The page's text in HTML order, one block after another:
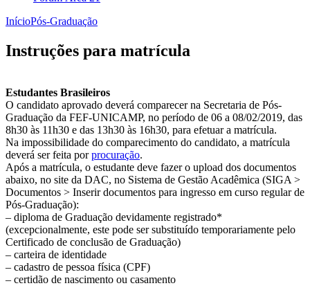
InícioPós-Graduação
Instruções para matrícula
Estudantes Brasileiros
O candidato aprovado deverá comparecer na Secretaria de Pós-
Graduação da FEF-UNICAMP, no período de 06 a 08/02/2019, das
8h30 às 11h30 e das 13h30 às 16h30, para efetuar a matrícula.
Na impossibilidade do comparecimento do candidato, a matrícula
deverá ser feita porprocuração.
Após a matrícula, o estudante deve fazer o upload dos documentos
abaixo, no site da DAC, no Sistema de Gestão Acadêmica (SIGA >
Documentos > Inserir documentos para ingresso em curso regular de
Pós-Graduação):
– diploma de Graduação devidamente registrado*
(excepcionalmente, este pode ser substituído temporariamente pelo
Certificado de conclusão de Graduação)
– carteira de identidade
– cadastro de pessoa física (CPF)
– certidão de nascimento ou casamento